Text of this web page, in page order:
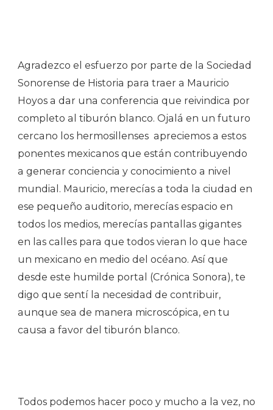
Agradezco el esfuerzo por parte de la Sociedad
Sonorense de Historia para traer a Mauricio
Hoyos a dar una conferencia que reivindica por
completo al tiburón blanco. Ojalá en un futuro
cercano los hermosillenses apreciemos a estos
ponentes mexicanos que están contribuyendo
a generar conciencia y conocimiento a nivel
mundial. Mauricio, merecías a toda la ciudad en
ese pequeño auditorio, merecías espacio en
todos los medios, merecías pantallas gigantes
en las calles para que todos vieran lo que hace
un mexicano en medio del océano. Así que
desde este humilde portal (Crónica Sonora), te
digo que sentí la necesidad de contribuir,
aunque sea de manera microscópica, en tu
causa a favor del tiburón blanco.
Todos podemos hacer poco y mucho a la vez, no